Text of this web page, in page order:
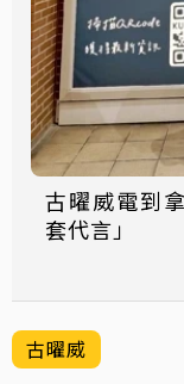
古曜威電到
套代言」
古曜威